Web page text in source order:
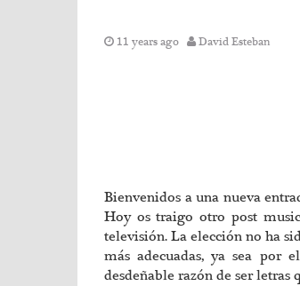
11 years ago David Esteban
Bienvenidos a una nueva
Hoy os traigo otro post
televisión. La elección no ha
más adecuadas, ya sea
desdeñable razón de ser